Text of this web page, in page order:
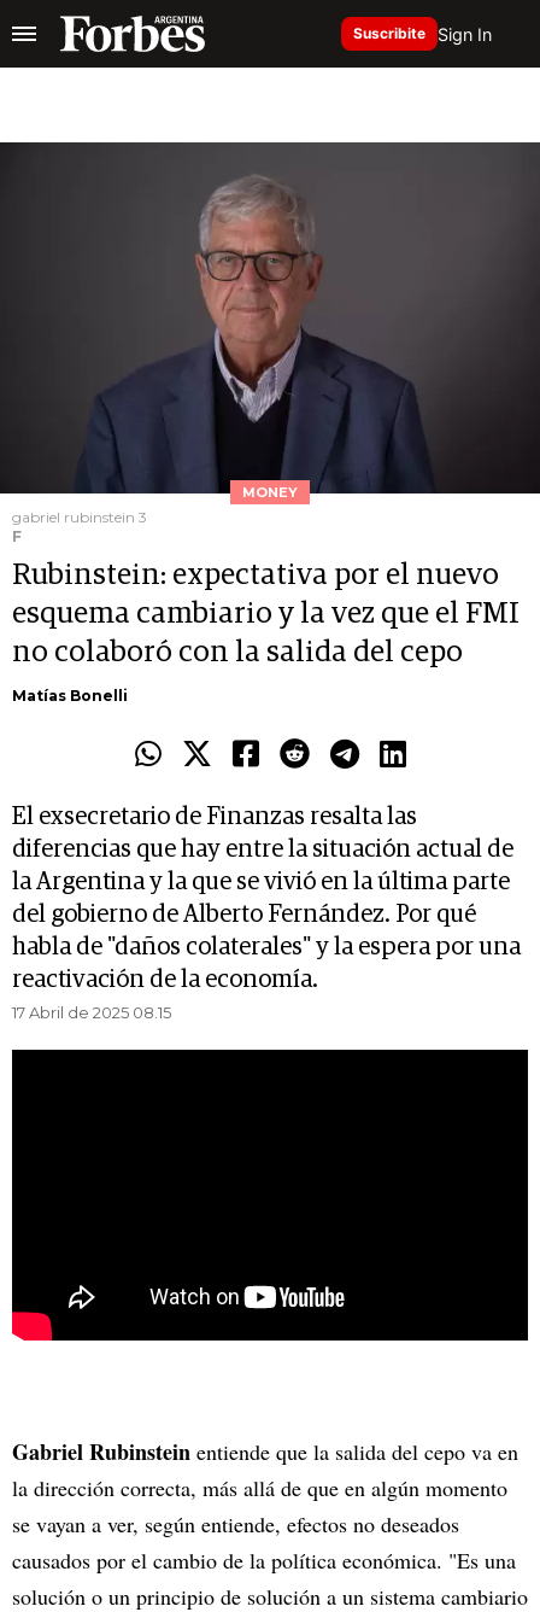
Suscribite Sign In
MONEY
gabriel rubinstein 3
F
Rubinstein: expectativa por el nuevo
esquema cambiario y la vez que el FMI
no colaboró con la salida del cepo
Matías Bonelli
El exsecretario de Finanzas resalta las
diferencias que hay entre la situación actual de
la Argentina y la que se vivió en la última parte
del gobierno de Alberto Fernández. Por qué
habla de "daños colaterales" y la espera por una
reactivación de la economía.
17 Abril de 2025 08.15
Gabriel Rubinstein entiende que la salida del cepo va en
la dirección correcta, más allá de que en algún momento
se vayan a ver, según entiende, efectos no deseados
causados por el cambio de la política económica. "Es una
solución o un principio de solución a un sistema cambiario